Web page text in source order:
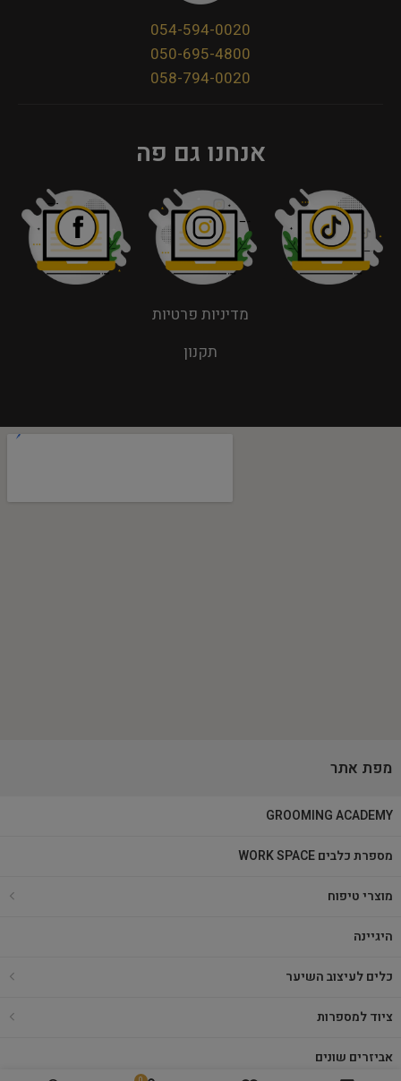
054-594-0020
050-695-4800
058-794-0020
אנחנו גם פה
מדיניות פרטיות
תקנון
מפת אתר
GROOMING ACADEMY
מספרת כלבים WORK SPACE
מוצרי טיפוח
היגיינה
כלים לעיצוב השיער
ציוד למספרות
אביזרים שונים